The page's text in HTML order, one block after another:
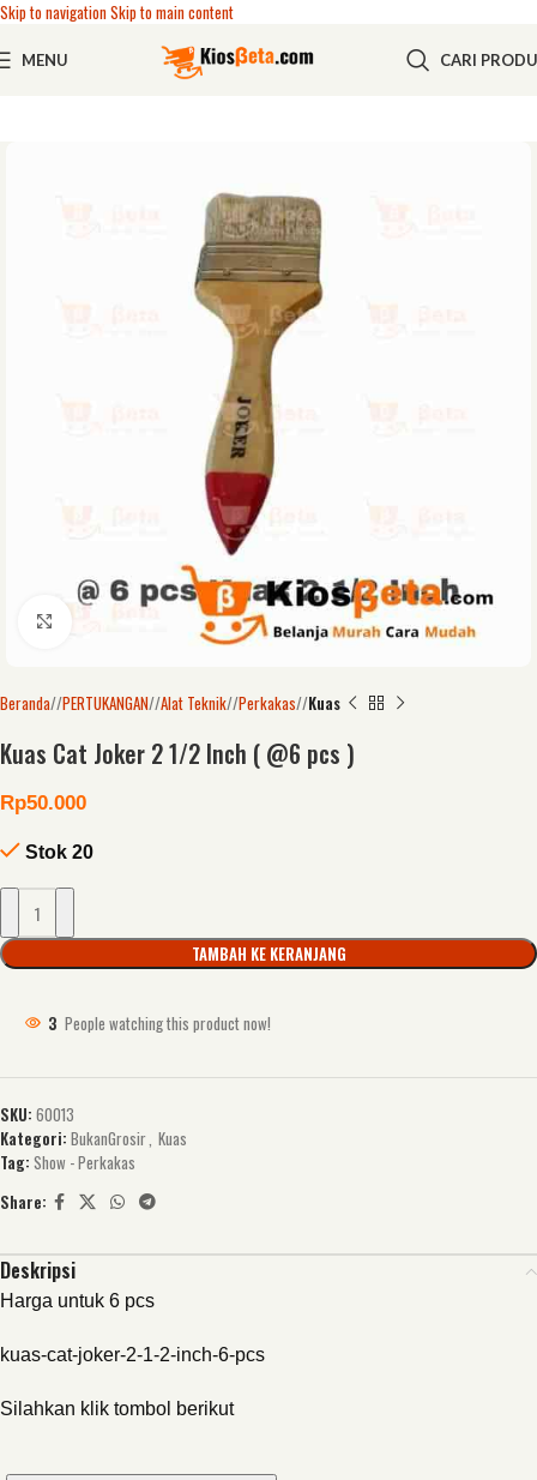
Skip to navigationSkip to main content
MENU CARI
Click to enlarge
Beranda/ PERTUKANGAN/ Alat Teknik/ Perkakas/ Kuas
Kuas Cat Joker 2 1/2 Inch ( @6 pcs )
Rp50.000
Stok 20
TAMBAH KE KERANJANG
3 People watching this product now!
SKU: 60013
Kategori: BukanGrosir, Kuas
Tag: Show - Perkakas
Share:
Deskripsi
Harga untuk 6 pcs
kuas-cat-joker-2-1-2-inch-6-pcs
Silahkan klik tombol berikut